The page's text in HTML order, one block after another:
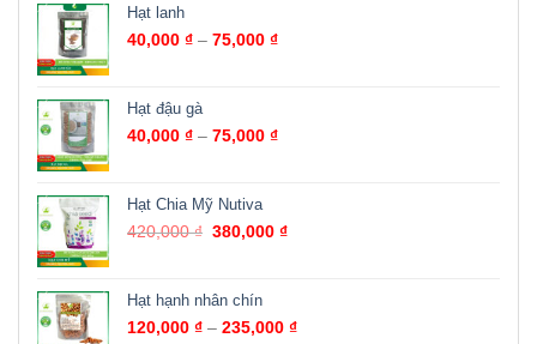
sao
Hạt lanh
40,000 ₫ – 75,000 ₫
Hạt đậu gà
40,000 ₫ – 75,000 ₫
Hạt Chia Mỹ Nutiva
420,000₫ 380,000₫
Hạt hạnh nhân chín
120,000 ₫ – 235,000 ₫